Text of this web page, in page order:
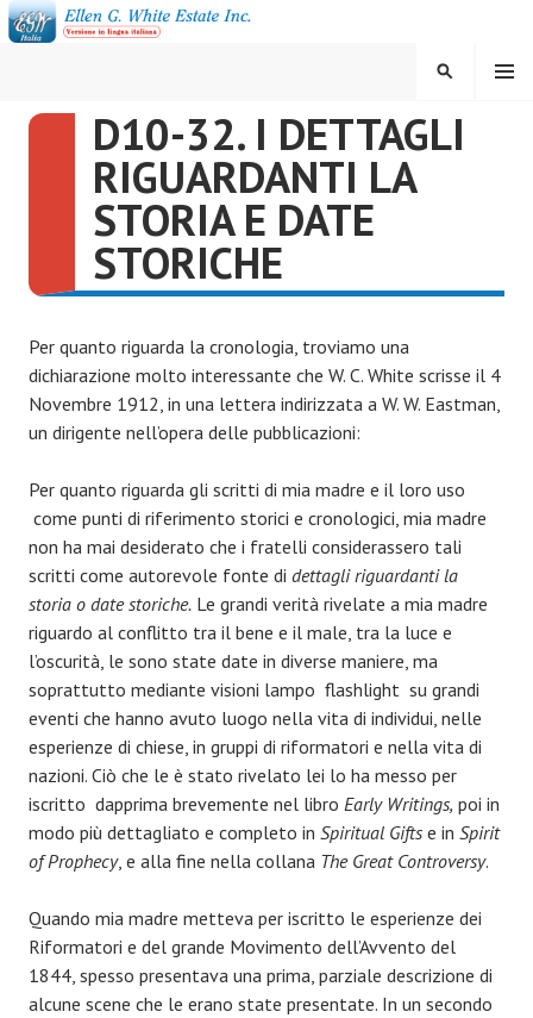
Vai
al
ELLEN G. WHITE ESTATE
INC.
MENU
CERCA
D10-32. I DETTAGLI
RIGUARDANTI LA
STORIA E DATE
STORICHE
Per quanto riguarda la cronologia, troviamo una
dichiarazione molto interessante che W. C. White scrisse il 4
Novembre 1912, in una lettera indirizzata a W. W. Eastman,
un dirigente nell’opera delle pubblicazioni:
Per quanto riguarda gli scritti di mia madre e il loro uso
come punti di riferimento storici e cronologici, mia madre
non ha mai desiderato che i fratelli considerassero tali
scritti come autorevole fonte di dettagli riguardanti la
storia o date storiche. Le grandi verità rivelate a mia madre
riguardo al conflitto tra il bene e il male, tra la luce e
l’oscurità, le sono state date in diverse maniere, ma
soprattutto mediante visioni lampo flashlight su grandi
eventi che hanno avuto luogo nella vita di individui, nelle
esperienze di chiese, in gruppi di riformatori e nella vita di
nazioni. Ciò che le è stato rivelato lei lo ha messo per
iscritto dapprima brevemente nel libro Early Writings, poi in
modo più dettagliato e completo in Spiritual Gifts e in Spirit
of Prophecy, e alla fine nella collana The Great Controversy.
Quando mia madre metteva per iscritto le esperienze dei
Riformatori e del grande Movimento dell’Avvento del
1844, spesso presentava una prima, parziale descrizione di
alcune scene che le erano state presentate. In un secondo